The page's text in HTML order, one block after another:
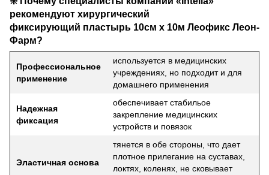
рекомендуют хирургический
фиксирующий пластырь 10см х 10м Леофикс Леон-
Фарм?
Профессиональное
применение
используется в медицинских
учреждениях, но подходит и для
домашнего применения
Надежная
фиксация
обеспечивает стабильое
закрепление медицинских
устройств и повязок
Эластичная основа
тянется в обе стороны, что дает
плотное прилегание на суставах,
локтях, коленях, не сковывает